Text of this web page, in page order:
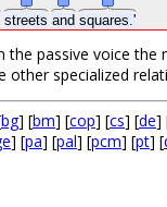
streets and squares.'
the passive voice
other specialized
bg] [bm] [cop] [cs] [de]
] [pa] [pal] [pcm] [pt] [